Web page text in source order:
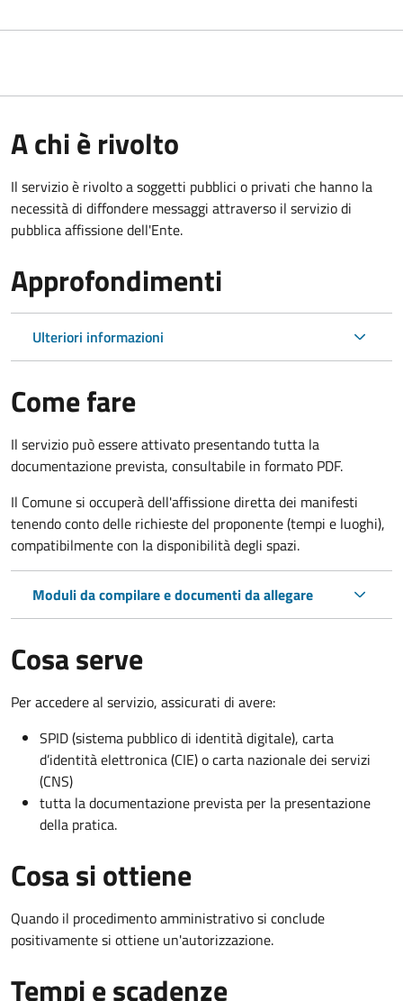
A chi è rivolto
Il servizio è rivolto a soggetti pubblici o privati che hanno la
necessità di diffondere messaggi attraverso il servizio di
pubblica affissione dell'Ente.
Approfondimenti
Ulteriori informazioni
Come fare
Il servizio può essere attivato presentando tutta la
documentazione prevista, consultabile in formato PDF.
Il Comune si occuperà dell'affissione diretta dei manifesti
tenendo conto delle richieste del proponente (tempi e luoghi),
compatibilmente con la disponibilità degli spazi.
Moduli da compilare e documenti da allegare
Cosa serve
Per accedere al servizio, assicurati di avere:
SPID (sistema pubblico di identità digitale), carta
d’identità elettronica (CIE) o carta nazionale dei servizi
(CNS)
tutta la documentazione prevista per la presentazione
della pratica.
Cosa si ottiene
Quando il procedimento amministrativo si conclude
positivamente si ottiene un'autorizzazione.
Tempi e scadenze